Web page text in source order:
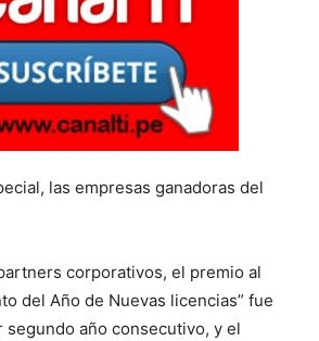
las empresas ganadoras del
corporativos, el premio al
del Año de Nuevas licencias” fue
segundo año consecutivo, y el